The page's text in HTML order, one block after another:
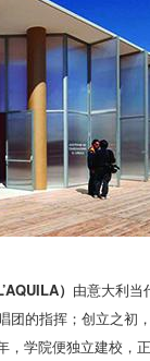
） 由意大利当
团的指挥；创立之初，
学院便独立建校，